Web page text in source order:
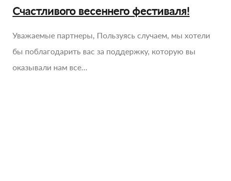
Счастливого весеннего фестиваля!
Уважаемые партнеры, Пользуясь случаем, мы хотели
бы поблагодарить вас за поддержку, которую вы
оказывали нам все…